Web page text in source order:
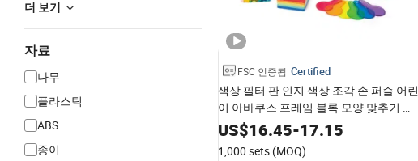
더 보기
자료
나무
플라스틱
ABS
종이
FSC 인증됨 Certified
색상 필터 판 인지 색상 조각 손 퍼즐 어린
이 아바쿠스 프레임 블록 모양 맞추기 장
난감
US$16.45-17.15
1,000 sets (MOQ)